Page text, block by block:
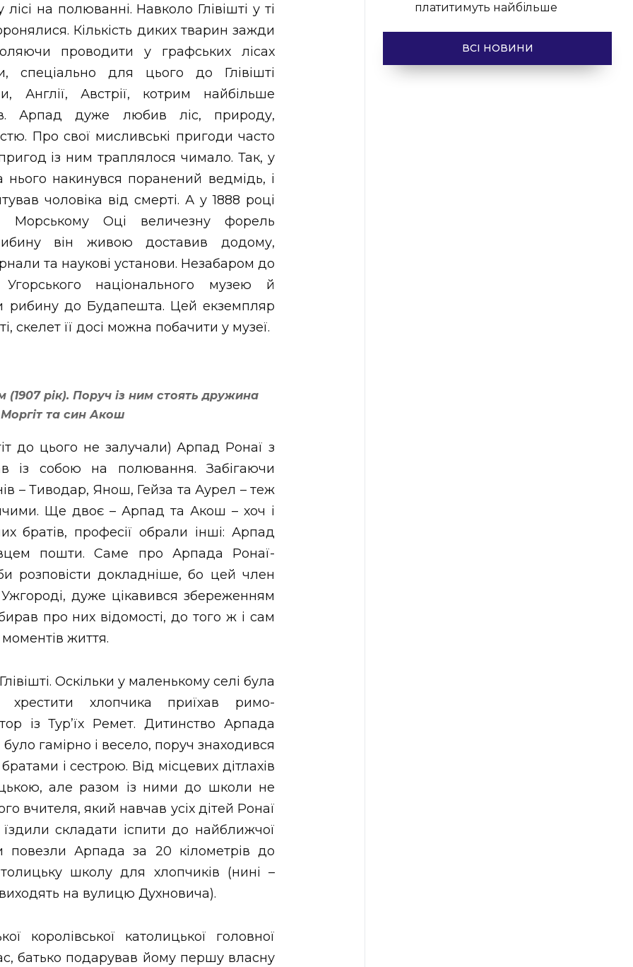
на полюванні. Навколо Глівішті у ті
Кількість диких тварин зажди
проводити у графських лісах
для цього до Глівішті
Англії, Австрії, котрим найбільше
Арпад дуже любив ліс, природу,
Про свої мисливські пригоди часто
із ним траплялося чимало. Так, у
накинувся поранений ведмідь, і
чоловіка від смерті. А у 1888 році
Морському Оці величезну форель
він живою доставив додому,
та наукові установи. Незабаром до
Угорського національного музею й
рибину до Будапешта. Цей екземпляр
її досі можна побачити у музеї.
рік). Поруч із ним стоять дружина
та син Акош
до цього не залучали) Арпад Ронаї з
із собою на полювання. Забігаючи
– Тиводар, Янош, Гейза та Аурел – теж
Ще двоє – Арпад та Акош – хоч і
братів, професії обрали інші: Арпад
пошти. Саме про Арпада Ронаї-
розповісти докладніше, бо цей член
дуже цікавився збереженням
про них відомості, до того ж і сам
життя.
Оскільки у маленькому селі була
хрестити хлопчика приїхав римо-
із Тур’їх Ремет. Дитинство Арпада
гамірно і весело, поруч знаходився
і сестрою. Від місцевих дітлахів
але разом із ними до школи не
вчителя, який навчав усіх дітей Ронаї
складати іспити до найближчої
повезли Арпада за 20 кілометрів до
школу для хлопчиків (нині –
на вулицю Духновича).
королівської католицької головної
батько подарував йому першу власну
платитимуть найбільше
ВСІ НОВИНИ